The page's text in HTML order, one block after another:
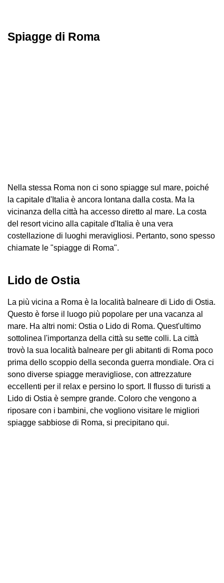
Spiagge di Roma
Nella stessa Roma non ci sono spiagge sul mare, poiché
la capitale d'Italia è ancora lontana dalla costa. Ma la
vicinanza della città ha accesso diretto al mare. La costa
del resort vicino alla capitale d'Italia è una vera
costellazione di luoghi meravigliosi. Pertanto, sono spesso
chiamate le "spiagge di Roma".
Lido de Ostia
La più vicina a Roma è la località balneare di Lido di Ostia.
Questo è forse il luogo più popolare per una vacanza al
mare. Ha altri nomi: Ostia o Lido di Roma. Quest'ultimo
sottolinea l'importanza della città su sette colli. La città
trovò la sua località balneare per gli abitanti di Roma poco
prima dello scoppio della seconda guerra mondiale. Ora ci
sono diverse spiagge meravigliose, con attrezzature
eccellenti per il relax e persino lo sport. Il flusso di turisti a
Lido di Ostia è sempre grande. Coloro che vengono a
riposare con i bambini, che vogliono visitare le migliori
spiagge sabbiose di Roma, si precipitano qui.